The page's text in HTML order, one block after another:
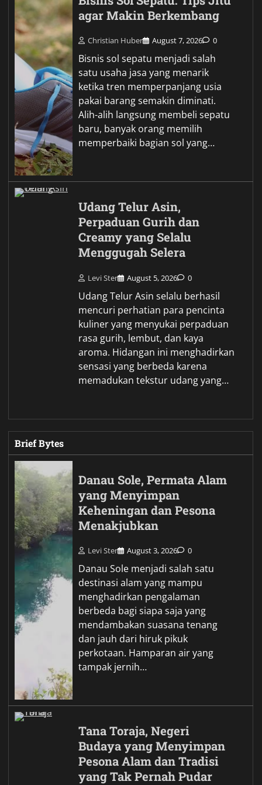
agar Makin Berkembang
Christian Huber August 7, 2026 0
Bisnis sol sepatu menjadi salah
satu usaha jasa yang menarik
ketika tren memperpanjang usia
pakai barang semakin diminati.
Alih-alih langsung membeli sepatu
baru, banyak orang memilih
memperbaiki bagian sol yang…
Udang Telur Asin,
Perpaduan Gurih dan
Creamy yang Selalu
Menggugah Selera
Levi Ster August 5, 2026 0
Udang Telur Asin selalu berhasil
mencuri perhatian para pencinta
kuliner yang menyukai perpaduan
rasa gurih, lembut, dan kaya
aroma. Hidangan ini menghadirkan
sensasi yang berbeda karena
memadukan tekstur udang yang…
Brief Bytes
Danau Sole, Permata Alam
yang Menyimpan
Keheningan dan Pesona
Menakjubkan
Levi Ster August 3, 2026 0
Danau Sole menjadi salah satu
destinasi alam yang mampu
menghadirkan pengalaman
berbeda bagi siapa saja yang
mendambakan suasana tenang
dan jauh dari hiruk pikuk
perkotaan. Hamparan air yang
tampak jernih…
Tana Toraja, Negeri
Budaya yang Menyimpan
Pesona Alam dan Tradisi
yang Tak Pernah Pudar